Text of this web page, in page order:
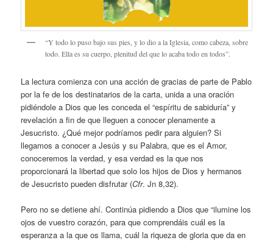
“Y todo lo puso bajo sus pies, y lo dio a la Iglesia, como cabeza, sobre
todo. Ella es su cuerpo, plenitud del que lo acaba todo en todos”.
La lectura comienza con una acción de gracias de parte de Pablo
por la fe de los destinatarios de la carta, unida a una oración
pidiéndole a Dios que les conceda el “espíritu de sabiduría” y
revelación a fin de que lleguen a conocer plenamente a
Jesucristo. ¿Qué mejor podríamos pedir para alguien? Si
llegamos a conocer a Jesús y su Palabra, que es el Amor,
conoceremos la verdad, y esa verdad es la que nos
proporcionará la libertad que solo los hijos de Dios y hermanos
de Jesucristo pueden disfrutar (Cfr. Jn 8,32).
Pero no se detiene ahí. Continúa pidiendo a Dios que “ilumine los
ojos de vuestro corazón, para que comprendáis cuál es la
esperanza a la que os llama, cuál la riqueza de gloria que da en